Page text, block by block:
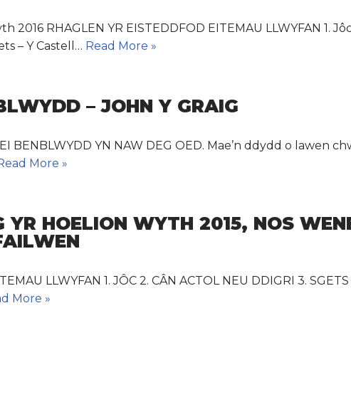
2016 RHAGLEN YR EISTEDDFOD EITEMAU LLWYFAN 1.
– Y Castell… Read More »
– JOHN Y GRAIG
EI BENBLWYDD YN NAW DEG OED. Mae’n ddydd o lawen
More »
YR HOELION WYTH 2015, NOS
LLWYFAN 1. JÔC 2. CÂN ACTOL NEU DDIGRI 3.
More »